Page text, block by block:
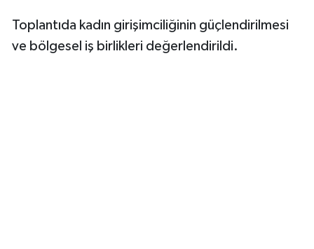
Toplantıda kadın girişimciliğinin güçlendirilmesi
ve bölgesel iş birlikleri değerlendirildi.